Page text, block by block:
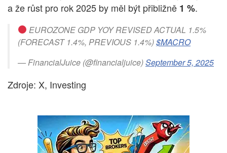
a že růst pro rok 2025 by měl být přibližně 1 %.
EUROZONE GDP YOY REVISED ACTUAL 1.5%
(FORECAST 1.4%, PREVIOUS 1.4%)$MACRO
— FinancialJuice (@financialjuice)September 5, 2025
Zdroje: X, Investing